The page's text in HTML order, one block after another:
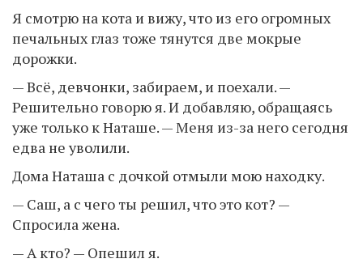
Я смотрю на кота и вижу, что из его огромных
печальных глаз тоже тянутся две мокрые
дорожки.
— Всё, девчонки, забираем, и поехали. —
Решительно говорю я. И добавляю, обращаясь
уже только к Наташе. — Меня из-за него сегодня
едва не уволили.
Дома Наташа с дочкой отмыли мою находку.
— Саш, а с чего ты решил, что это кот? —
Спросила жена.
— А кто? — Опешил я.